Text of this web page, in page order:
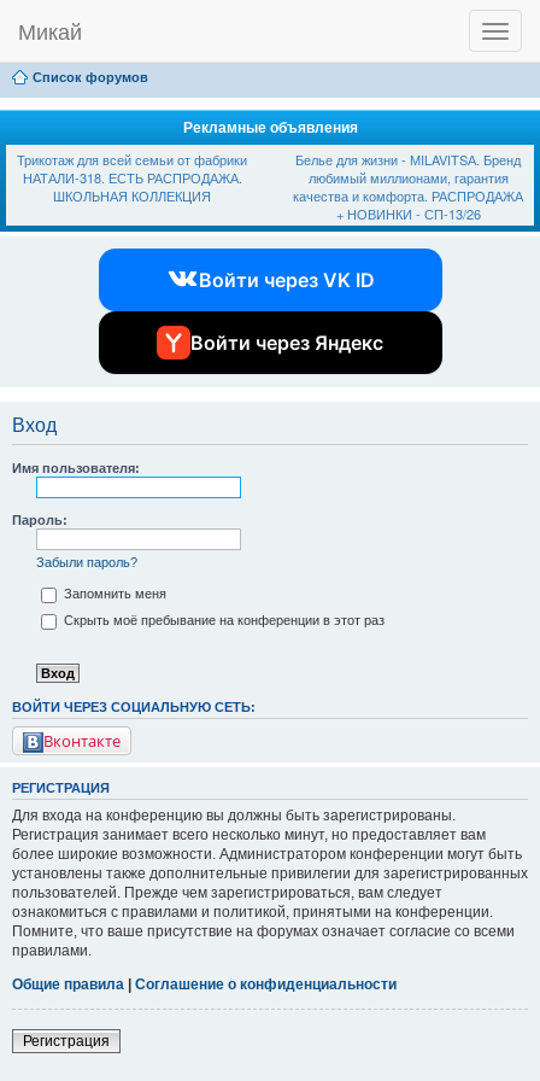
T
o
g
l
n
a
v
i
g
Микай
Ссылки Вход
Список форумов
Рекламные объявления
Трикотаж для всей семьи от фабрики
НАТАЛИ-318. ЕСТЬ РАСПРОДАЖА.
ШКОЛЬНАЯ КОЛЛЕКЦИЯ
Белье для жизни - МILAVIТSА. Бренд
любимый миллионами, гарантия
качества и комфорта. РАСПРОДАЖА
+ НОВИНКИ - СП-13/26
Войти через VK ID
Войти через Яндекс
Вход
Имя пользователя:
Пароль:
Забыли пароль?
Запомнить меня
Скрыть моё пребывание на конференции в этот раз
ВОЙТИ ЧЕРЕЗ СОЦИАЛЬНУЮ СЕТЬ:
Вконтакте
РЕГИСТРАЦИЯ
Для входа на конференцию вы должны быть зарегистрированы.
Регистрация занимает всего несколько минут, но предоставляет вам
более широкие возможности. Администратором конференции могут быть
установлены также дополнительные привилегии для зарегистрированных
пользователей. Прежде чем зарегистрироваться, вам следует
ознакомиться с правилами и политикой, принятыми на конференции.
Помните, что ваше присутствие на форумах означает согласие со всеми
правилами.
Общие правила
Соглашение о конфиденциальности
Регистрация